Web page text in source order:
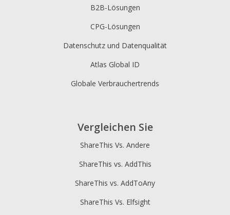
B2B-Lösungen
CPG-Lösungen
Datenschutz und Datenqualität
Atlas Global ID
Globale Verbrauchertrends
Vergleichen Sie
ShareThis Vs. Andere
ShareThis vs. AddThis
ShareThis vs. AddToAny
ShareThis Vs. Elfsight